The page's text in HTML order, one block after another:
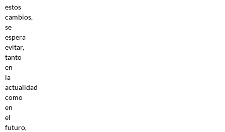
estos
cambios,
se
espera
evitar,
tanto
en
la
actualidad
como
en
el
futuro,